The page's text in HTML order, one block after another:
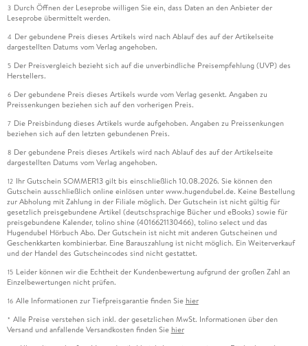
3 Durch Öffnen der Leseprobe willigen Sie ein, dass Daten an den Anbieter der
Leseprobe übermittelt werden.
4 Der gebundene Preis dieses Artikels wird nach Ablauf des auf der Artikelseite
dargestellten Datums vom Verlag angehoben.
5 Der Preisvergleich bezieht sich auf die unverbindliche Preisempfehlung (UVP) des
Herstellers.
6 Der gebundene Preis dieses Artikels wurde vom Verlag gesenkt. Angaben zu
Preissenkungen beziehen sich auf den vorherigen Preis.
7 Die Preisbindung dieses Artikels wurde aufgehoben. Angaben zu Preissenkungen
beziehen sich auf den letzten gebundenen Preis.
8 Der gebundene Preis dieses Artikels wird nach Ablauf des auf der Artikelseite
dargestellten Datums vom Verlag angehoben.
12 Ihr Gutschein SOMMER13 gilt bis einschließlich 10.08.2026. Sie können den
Gutschein ausschließlich online einlösen unter www.hugendubel.de. Keine Bestellung
zur Abholung mit Zahlung in der Filiale möglich. Der Gutschein ist nicht gültig für
gesetzlich preisgebundene Artikel (deutschsprachige Bücher und eBooks) sowie für
preisgebundene Kalender, tolino shine (4016621130466), tolino select und das
Hugendubel Hörbuch Abo. Der Gutschein ist nicht mit anderen Gutscheinen und
Geschenkkarten kombinierbar. Eine Barauszahlung ist nicht möglich. Ein Weiterverkauf
und der Handel des Gutscheincodes sind nicht gestattet.
15 Leider können wir die Echtheit der Kundenbewertung aufgrund der großen Zahl an
Einzelbewertungen nicht prüfen.
16 Alle Informationen zur Tiefpreisgarantie finden Sie hier
* Alle Preise verstehen sich inkl. der gesetzlichen MwSt. Informationen über den
Versand und anfallende Versandkosten finden Sie hier